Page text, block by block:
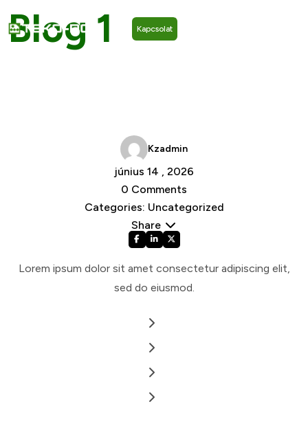
Kapcsolat
Blog 1
Kzadmin
június 14 , 2026
0 Comments
Categories: Uncategorized
Share
Lorem ipsum dolor sit amet consectetur adipiscing elit,
sed do eiusmod.